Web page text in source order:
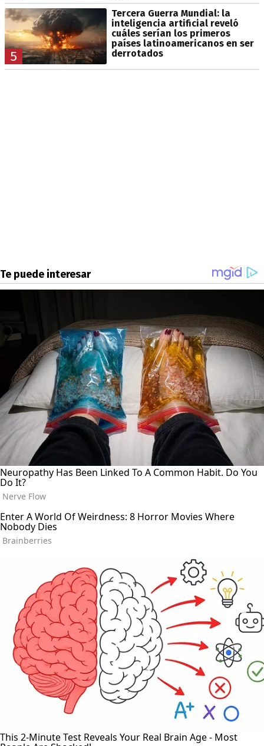
5
Tercera Guerra Mundial: la
inteligencia artificial reveló
cuáles serían los primeros
países latinoamericanos en ser
derrotados